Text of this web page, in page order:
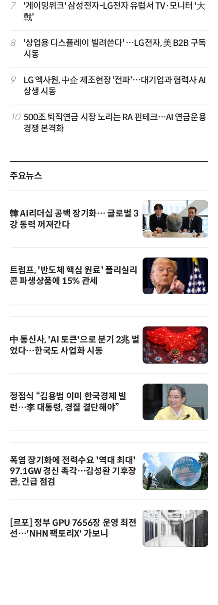
7
'게이밍위크' 삼성전자-LG전자 유럽서 TV·모니터 '大
戰'
8
'상업용 디스플레이 빌려쓴다' …LG전자, 美 B2B 구독
시동
9
LG 엑사원, 中企 제조현장 '전파'…대기업과 협력사 AI
상생 시동
10 500조 퇴직연금 시장 노리는 RA 핀테크…AI 연금운용
경쟁 본격화
주요뉴스
韓 AI리더십 공백 장기화… 글로벌 3
강 동력 꺼져간다
트럼프, '반도체 핵심 원료' 폴리실리
콘 파생상품에 15% 관세
中 통신사, 'AI 토큰'으로 분기 2兆 벌
었다…한국도 사업화 시동
정점식 “김용범 이미 한국경제 빌
런…李 대통령, 경질 결단해야”
폭염 장기화에 전력수요 '역대 최대'
97.1GW 경신 촉각…김성환 기후장
관, 긴급 점검
[르포] 정부 GPU 7656장 운영 최전
선…'NHN 팩토리X' 가보니